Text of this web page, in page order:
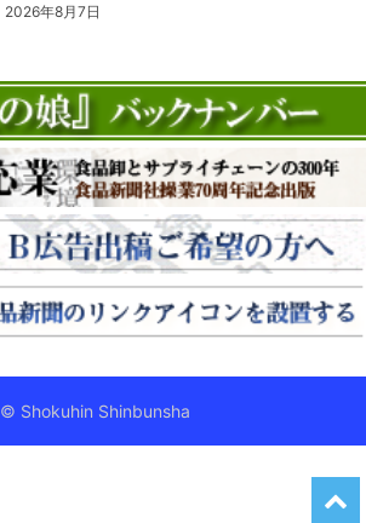
2026年8月7日
© Shokuhin Shinbunsha